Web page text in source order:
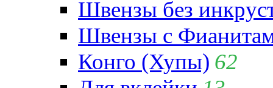
Швензы без
Швензы с
Конго (Хупы) 62